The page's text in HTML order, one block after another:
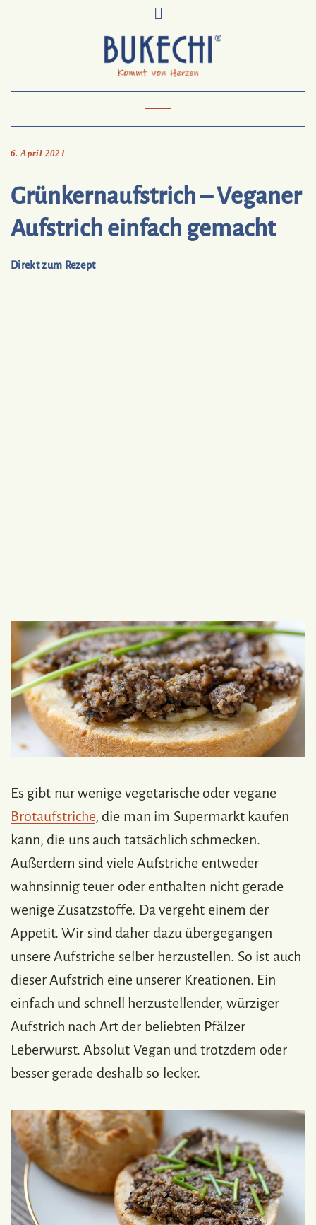
To
Bukechi
Impressum Datenschutz
Toggle Navigation
6. April 2021
Grünkernaufstrich – Veganer
Aufstrich einfach gemacht
Direkt zum Rezept
Es gibt nur wenige vegetarische oder vegane
Brotaufstriche, die man im Supermarkt kaufen
kann, die uns auch tatsächlich schmecken.
Außerdem sind viele Aufstriche entweder
wahnsinnig teuer oder enthalten nicht gerade
wenige Zusatzstoffe. Da vergeht einem der
Appetit. Wir sind daher dazu übergegangen
unsere Aufstriche selber herzustellen. So ist auch
dieser Aufstrich eine unserer Kreationen. Ein
einfach und schnell herzustellender, würziger
Aufstrich nach Art der beliebten Pfälzer
Leberwurst. Absolut Vegan und trotzdem oder
besser gerade deshalb so lecker.